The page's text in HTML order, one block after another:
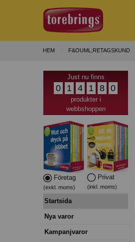
HEM F&OUML;RETAGSKUND
Just nu finns
0 1 4 1 8 0
produkter i
webbshoppen
Företag
(exkl. moms)
Privat
(inkl. moms)
Startsida
Nya varor
Kampanjvaror